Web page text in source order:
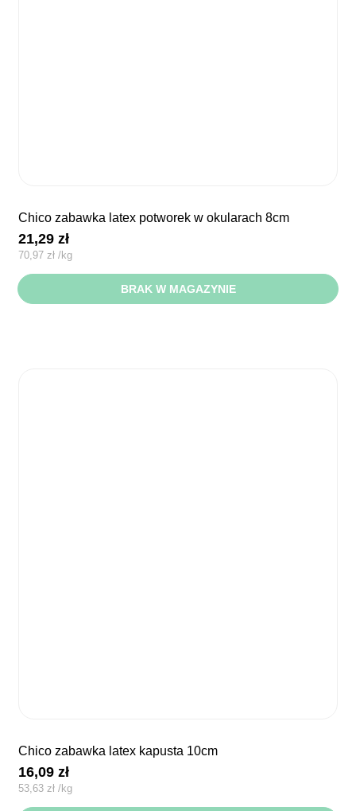
chico zabawka latex potworek w okularach 8cm
21,29zł
70,97 zł /kg
BRAK W MAGAZYNIE
chico zabawka latex kapusta 10cm
16,09zł
53,63zł /kg